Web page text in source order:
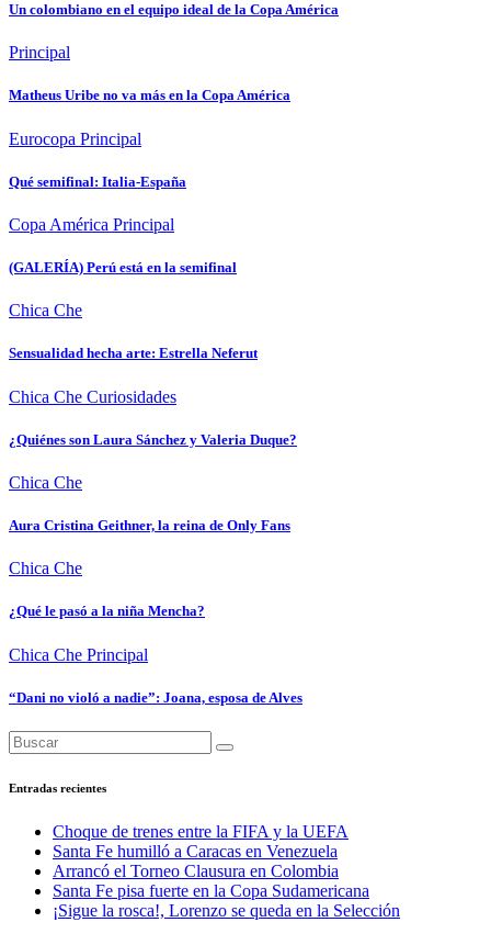
Un colombiano en el equipo ideal de la Copa América
Principal
Matheus Uribe no va más en la Copa América
Eurocopa Principal
Qué semifinal: Italia-España
Copa América Principal
(GALERÍA) Perú está en la semifinal
Chica Che
Sensualidad hecha arte: Estrella Neferut
Chica Che Curiosidades
¿Quiénes son Laura Sánchez y Valeria Duque?
Chica Che
Aura Cristina Geithner, la reina de Only Fans
Chica Che
¿Qué le pasó a la niña Mencha?
Chica Che Principal
“Dani no violó a nadie”: Joana, esposa de Alves
Entradas recientes
Choque de trenes entre la FIFA y la UEFA
Santa Fe humilló a Caracas en Venezuela
Arrancó el Torneo Clausura en Colombia
Santa Fe pisa fuerte en la Copa Sudamericana
¡Sigue la rosca!, Lorenzo se queda en la Selección